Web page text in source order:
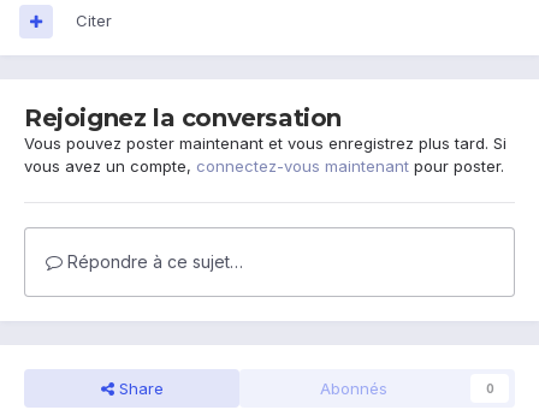
Citer
Rejoignez la conversation
Vous pouvez poster maintenant et vous enregistrez plus tard. Si
vous avez un compte, connectez-vous maintenant pour poster.
Répondre à ce sujet…
Share Abonnés 0